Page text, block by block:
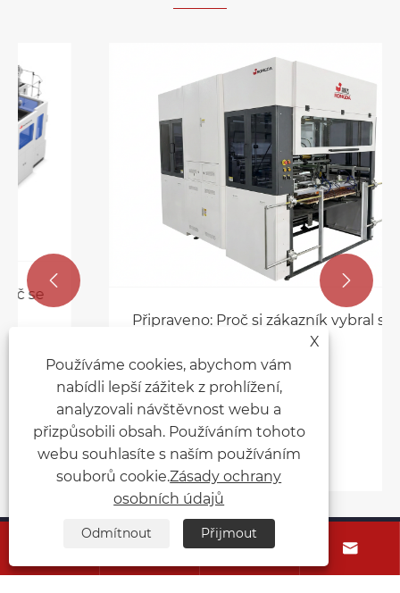
Připraveno: Proč si zákazník vybral stroj
Ukázat více >>
 
 
X
Používáme cookies, abychom vám
nabídli lepší zážitek z prohlížení,
analyzovali návštěvnost webu a
přizpůsobili obsah. Používáním tohoto
webu souhlasíte s naším používáním
souborů cookie.Zásady ochrany
osobních údajů
Odmítnout Přijmout